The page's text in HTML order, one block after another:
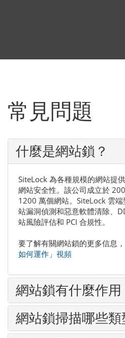
常見問題
什麼是網站鎖？
SiteLock 為各種規模的網站提
網站安全性。該公司成立於
1200 萬個網站。SiteLock 雲
站漏洞偵測和惡意軟體清除、
站風險評估和 PCI 合規性。
要了解有關網站鎖的更多信息，
如何運作」視頻
網站鎖有什麼作用
網站鎖掃描哪些類